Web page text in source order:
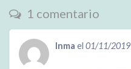
1 comentario
Inma el 01/11/2019